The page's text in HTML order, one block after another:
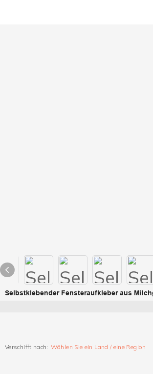
Selbstklebender Fensteraufkleber aus
Verschifft nach: Wählen Sie ein Land / eine Region